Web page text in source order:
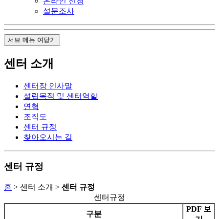
설문조사
서브 메뉴 여닫기
센터 소개
센터장 인사말
설립목적 및 센터역할
연혁
조직도
센터 규정
찾아오시는 길
센터 규정
홈 > 센터 소개 > 센터 규정
센터규정
구분
PDF 보